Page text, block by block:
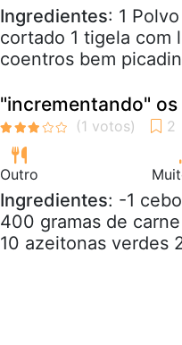
Ingredientes: 1
cortado 1 tigela com
coentros bem
"incrementando"
Outro
Ingredientes: -1
400 gramas de
10 azeitonas verdes